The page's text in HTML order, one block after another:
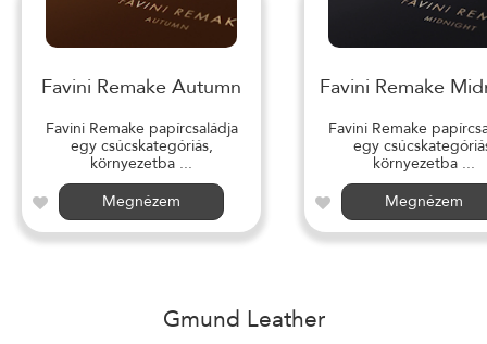
Favini Remake Autumn
Favini Remake papírcsaládja
egy csúcskategóriás,
környezetba ...
Megnézem
Favini Remake
Favini Remake
egy
környezetba ...
Megnézem
Gmund Leather